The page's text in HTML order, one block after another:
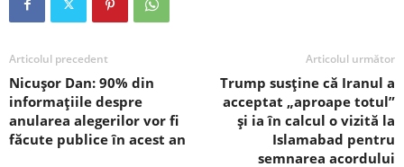
Articolul precedent
Nicușor Dan: 90% din
informațiile despre
anularea alegerilor vor fi
făcute publice în acest an
Articolul următor
Trump susține că Iranul a
acceptat „aproape totul”
și ia în calcul o vizită la
Islamabad pentru
semnarea acordului